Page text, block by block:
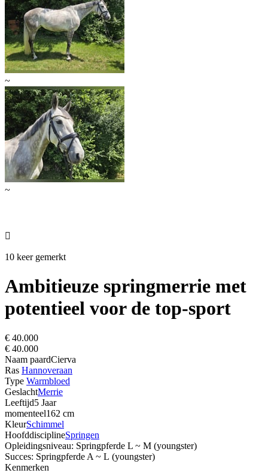
~
~

10 keer gemerkt
Ambitieuze springmerrie met
potentieel voor de top-sport
€ 40.000
€ 40.000
Naam paardCierva
Ras Hannoveraan
Type Warmbloed
GeslachtMerrie
Leeftijd5 Jaar
momenteel162 cm
KleurSchimmel
HoofddisciplineSpringen
Opleidingsniveau: Springpferde L ~ M (youngster)
Succes: Springpferde A ~ L (youngster)
Kenmerken